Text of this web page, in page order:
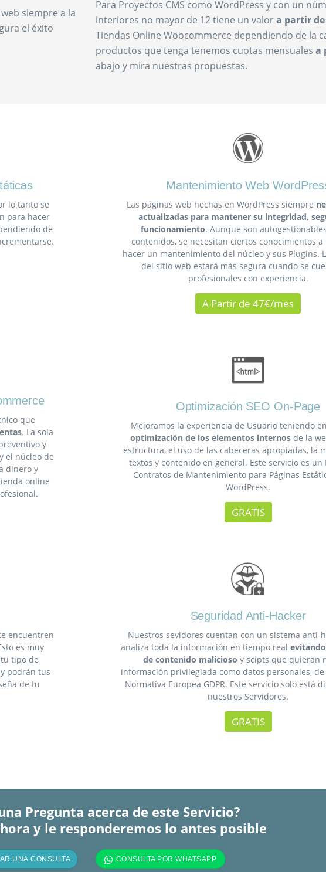
siempre a la
el éxito
Para Proyectos CMS como WordPress y con un
interiores no mayor de 12 tiene un valora partir
Tiendas Online Woocommerce dependiendo de la
productos que tenga tenemos cuotas mensuales a
abajo y mira nuestras propuestas.
lo tanto se
para hacer
de
Mantenimiento Web
Las páginas web hechas en WordPress siempre
actualizadas para mantener su integridad,
funcionamiento. Aunque son
contenidos, se necesitan ciertos conocimientos a
hacer un mantenimiento del núcleo y sus Plugins.
del sitio web estará más segura cuando se
profesionales con experiencia.
A Partir de 47€/mes
que
. La sola
y
el núcleo de
dinero y
online
Optimización SEO On-Page
Mejoramos la experiencia de Usuario teniendo
optimización de los elementos internosde la
estructura, el uso de las cabeceras apropiadas, la
textos y contenido en general. Este servicio es un
Contratos de Mantenimiento para Páginas
WordPress.
GRATIS
encuentren
es muy
tipo de
podrán tus
de tu
Seguridad Anti-Hacker
Nuestros sevidores cuentan con un sistema anti-
analiza toda la información en tiempo real
de contenido malicioso y scipts que quieran
información privilegiada como datos personales,
Normativa Europea GDPR. Este servicio solo está
nuestros Servidores.
GRATIS
Pregunta acerca de este Servicio?
y le responderemos lo antes posible